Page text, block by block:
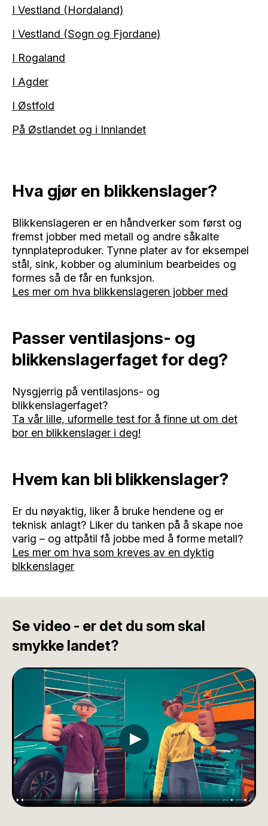
I Vestland (Hordaland)
I Vestland (Sogn og Fjordane)
I Rogaland
I Agder
I Østfold
På Østlandet og i Innlandet
Hva gjør en blikkenslager?
Blikkenslageren er en håndverker som først og
fremst jobber med metall og andre såkalte
tynnplateproduker. Tynne plater av for eksempel
stål, sink, kobber og aluminium bearbeides og
formes så de får en funksjon.
Les mer om hva blikkenslageren jobber med
Passer ventilasjons- og
blikkenslagerfaget for deg?
Nysgjerrig på ventilasjons- og
blikkenslagerfaget?
Ta vår lille, uformelle test for å finne ut om det
bor en blikkenslager i deg!
Hvem kan bli blikkenslager?
Er du nøyaktig, liker å bruke hendene og er
teknisk anlagt? Liker du tanken på å skape noe
varig – og attpåtil få jobbe med å forme metall?
Les mer om hva som kreves av en dyktig
blkkenslager
Se video - er det du som skal
smykke landet?